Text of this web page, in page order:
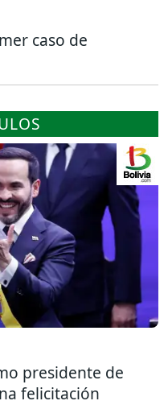
caso de
presidente de
felicitación